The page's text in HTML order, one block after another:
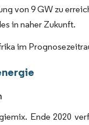
von 9 GW zu
in naher Zukunft.
im
Ende 2020